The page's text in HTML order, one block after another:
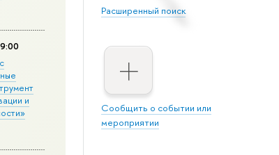
Расширенный поиск
Сообщить о событии или
мероприятии
и